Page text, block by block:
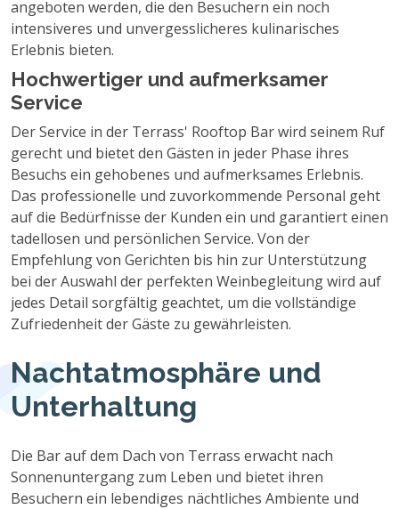
angeboten werden, die den Besuchern ein noch
intensiveres und unvergesslicheres kulinarisches
Erlebnis bieten.
Hochwertiger und aufmerksamer
Service
Der Service in der Terrass' Rooftop Bar wird seinem Ruf
gerecht und bietet den Gästen in jeder Phase ihres
Besuchs ein gehobenes und aufmerksames Erlebnis.
Das professionelle und zuvorkommende Personal geht
auf die Bedürfnisse der Kunden ein und garantiert einen
tadellosen und persönlichen Service. Von der
Empfehlung von Gerichten bis hin zur Unterstützung
bei der Auswahl der perfekten Weinbegleitung wird auf
jedes Detail sorgfältig geachtet, um die vollständige
Zufriedenheit der Gäste zu gewährleisten.
Nachtatmosphäre und
Unterhaltung
Die Bar auf dem Dach von Terrass erwacht nach
Sonnenuntergang zum Leben und bietet ihren
Besuchern ein lebendiges nächtliches Ambiente und